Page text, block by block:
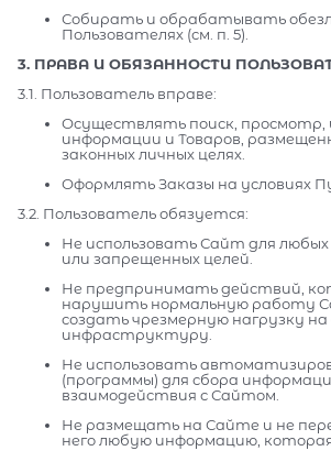
Собирать и обрабатывать
Пользователях (см. п. 5).
3. ПРАВА И ОБЯЗАННОСТИ
3.1. Пользователь вправе:
Осуществлять поиск, просмотр,
информации и Товаров,
законных личных целях.
Оформлять Заказы на условиях
3.2. Пользователь обязуется:
Не использовать Сайт для
или запрещенных целей.
Не предпринимать действий,
нарушить нормальную работу
создать чрезмерную нагрузку на
инфраструктуру.
Не использовать
(программы) для сбора
взаимодействия с Сайтом.
Не размещать на Сайте и не
него любую информацию,